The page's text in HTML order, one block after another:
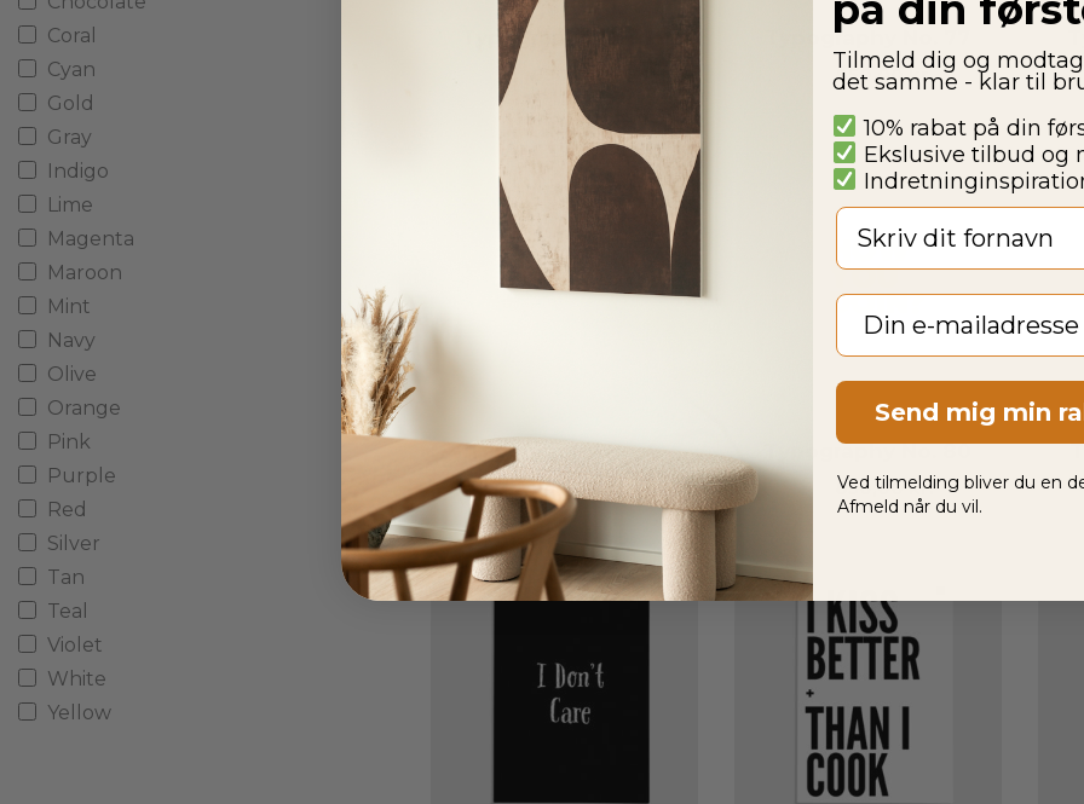
Typography No. 76
Fra 850,00
Typography No. 77
Fra850,00kr.
Typography No. 8
Fra850,00kr.
Typography No. 80
Fra 850,00kr.
Coral
Cyan
Gold
Gray
Indigo
Lime
Magenta
Maroon
Mint
Navy
Olive
Orange
Pink
Purple
Red
Silver
Tan
Teal
Violet
White
Yellow
Tilmeld dig og
det samme - klar til
10% rabat på din
Ekslusive tilbud og
Fornavn
Email
Send mig min
Ved tilmelding bliver du en
Afmeld når du vil.